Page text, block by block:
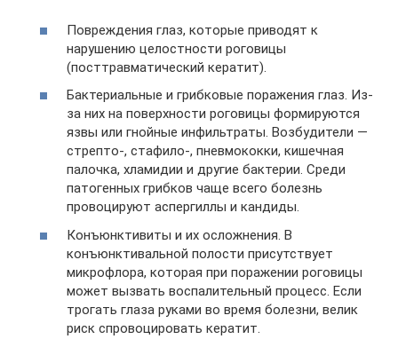
Повреждения глаз, которые приводят к
нарушению целостности роговицы
(посттравматический кератит).
Бактериальные и грибковые поражения глаз. Из-
за них на поверхности роговицы формируются
язвы или гнойные инфильтраты. Возбудители —
стрепто-, стафило-, пневмококки, кишечная
палочка, хламидии и другие бактерии. Среди
патогенных грибков чаще всего болезнь
провоцируют аспергиллы и кандиды.
Конъюнктивиты и их осложнения. В
конъюнктивальной полости присутствует
микрофлора, которая при поражении роговицы
может вызвать воспалительный процесс. Если
трогать глаза руками во время болезни, велик
риск спровоцировать кератит.